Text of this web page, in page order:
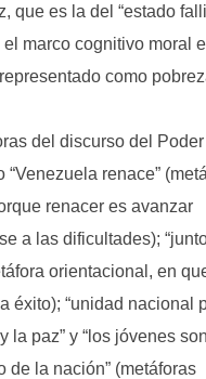
que es la del “estado
el marco cognitivo moral
como
del discurso del Poder
“Venezuela renace”
renacer es avanzar
a las dificultades);
orientacional, en
éxito); “unidad nacional
la paz” y “los jóvenes
de la nación” (metáforas